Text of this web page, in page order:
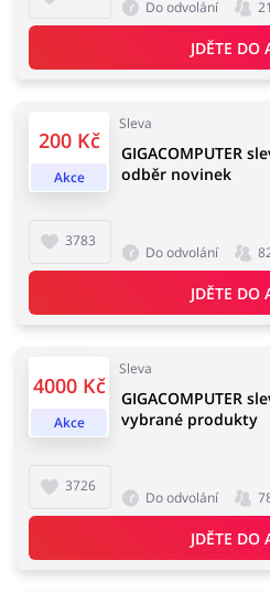
Knihy, filmy, hry a hudba
Finance a pojištění
Auto
Dárky a gadgety
Do odvolání 21
JDĚTE DO
200 Kč
Akce
Sleva
3783
GIGACOMPUTER
odběr novinek
Do odvolání
JDĚTE DO
4000 Kč
Akce
Sleva
3726
GIGACOMPUTER
vybrané produkty
Do odvolání
JDĚTE DO